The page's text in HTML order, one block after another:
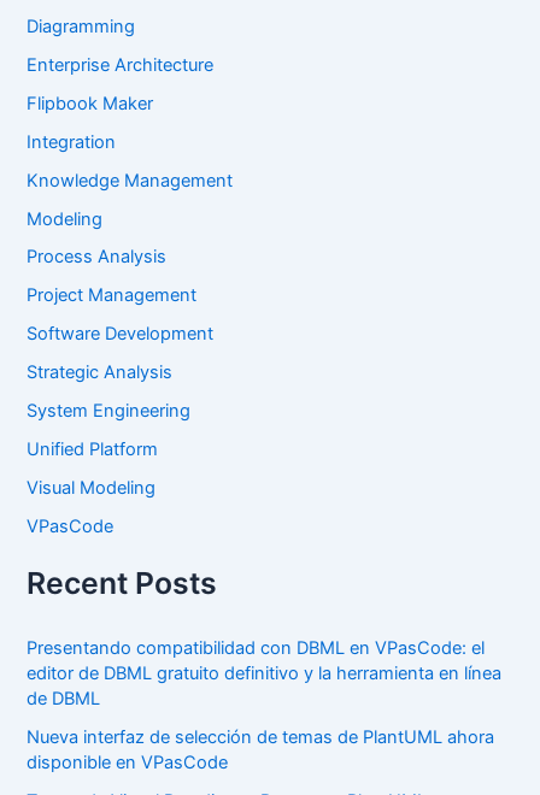
Diagramming
Enterprise Architecture
Flipbook Maker
Integration
Knowledge Management
Modeling
Process Analysis
Project Management
Software Development
Strategic Analysis
System Engineering
Unified Platform
Visual Modeling
VPasCode
Recent Posts
Presentando compatibilidad con DBML en VPasCode: el
editor de DBML gratuito definitivo y la herramienta en línea
de DBML
Nueva interfaz de selección de temas de PlantUML ahora
disponible en VPasCode